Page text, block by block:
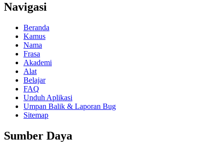
Navigasi
Beranda
Kamus
Nama
Frasa
Akademi
Alat
Belajar
FAQ
Unduh Aplikasi
Umpan Balik & Laporan Bug
Sitemap
Sumber Daya